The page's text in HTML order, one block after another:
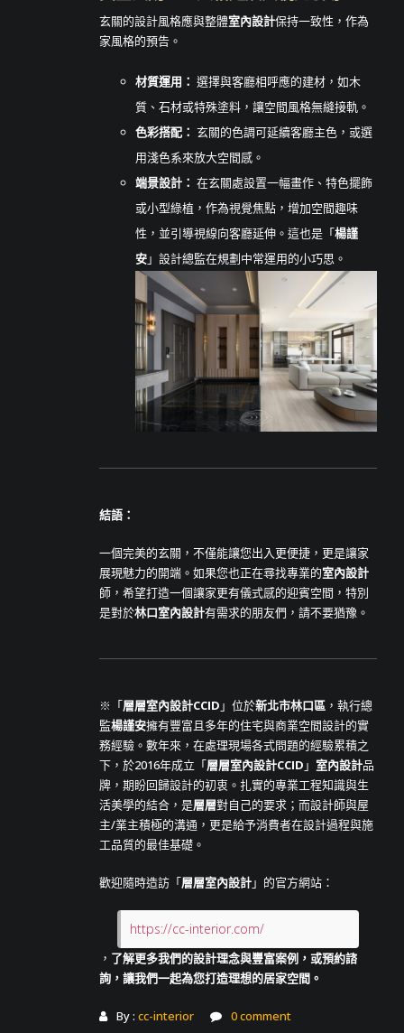
玄關的設計風格應與整體室內設計保持一致性，作為
家風格的預告。
材質運用： 選擇與客廳相呼應的建材，如木
質、石材或特殊塗料，讓空間風格無縫接軌。
色彩搭配： 玄關的色調可延續客廳主色，或選
用淺色系來放大空間感。
端景設計： 在玄關處設置一幅畫作、特色擺飾
或小型綠植，作為視覺焦點，增加空間趣味
性，並引導視線向客廳延伸。這也是「楊謹
安」設計總監在規劃中常運用的小巧思。
結語：
一個完美的玄關，不僅能讓您出入更便捷，更是讓家
展現魅力的開端。如果您也正在尋找專業的室內設計
師，希望打造一個讓家更有儀式感的迎賓空間，特別
是對於林口室內設計有需求的朋友們，請不要猶豫。
※「層層室內設計CCID 」位於新北市林口區 ，執行總
監楊謹安擁有豐富且多年的住宅與商業空間設計的實
務經驗。數年來，在處理現場各式問題的經驗累積之
下，於2016年成立「層層室內設計CCID 」 室內設計品
牌，期盼回歸設計的初衷。扎實的專業工程知識與生
活美學的結合，是層層對自己的要求；而設計師與屋
主/業主積極的溝通，更是給予消費者在設計過程與施
工品質的最佳基礎。
歡迎隨時造訪「層層室內設計」的官方網站：
https://cc-interior.com/
， 了解更多我們的設計理念與豐富案例，或預約諮
詢，讓我們一起為您打造理想的居家空間。
By : cc-interior 0 comment